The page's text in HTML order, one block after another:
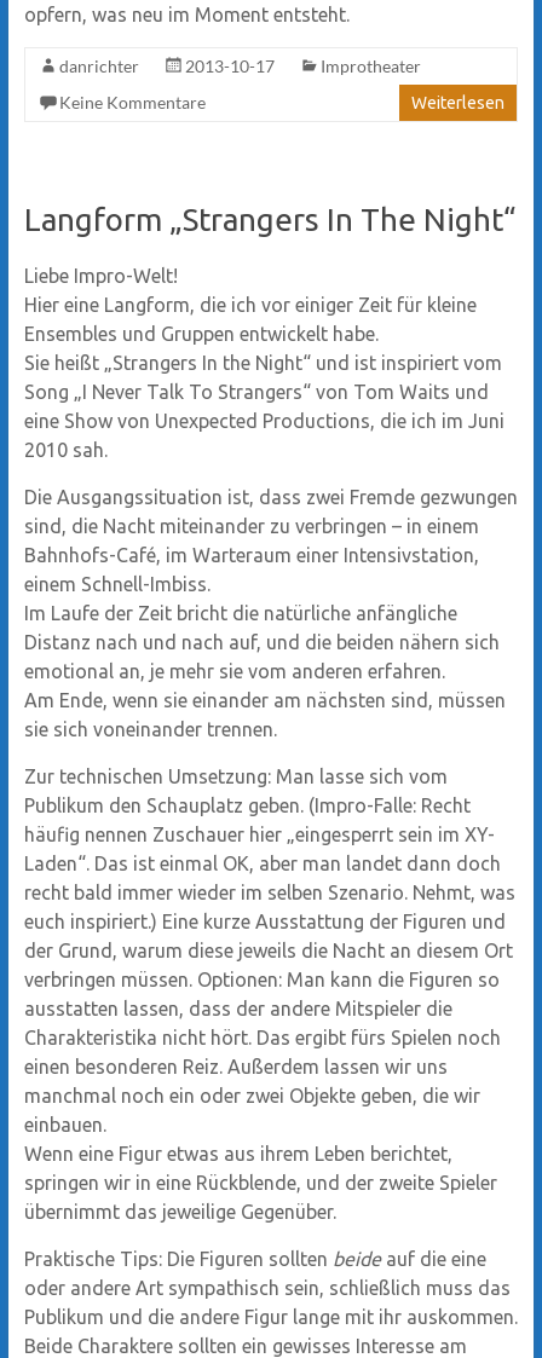
opfern, was neu im Moment entsteht.
danrichter 2013-10-17
Improtheater
Keine Kommentare
Weiterlesen
Langform „Strangers In The Night“
Liebe Impro-Welt!
Hier eine Langform, die ich vor einiger Zeit für kleine
Ensembles und Gruppen entwickelt habe.
Sie heißt „Strangers In the Night“ und ist inspiriert vom
Song „I Never Talk To Strangers“ von Tom Waits und
eine Show von Unexpected Productions, die ich im Juni
2010 sah.
Die Ausgangssituation ist, dass zwei Fremde gezwungen
sind, die Nacht miteinander zu verbringen – in einem
Bahnhofs-Café, im Warteraum einer Intensivstation,
einem Schnell-Imbiss.
Im Laufe der Zeit bricht die natürliche anfängliche
Distanz nach und nach auf, und die beiden nähern sich
emotional an, je mehr sie vom anderen erfahren.
Am Ende, wenn sie einander am nächsten sind, müssen
sie sich voneinander trennen.
Zur technischen Umsetzung: Man lasse sich vom
Publikum den Schauplatz geben. (Impro-Falle: Recht
häufig nennen Zuschauer hier „eingesperrt sein im XY-
Laden“. Das ist einmal OK, aber man landet dann doch
recht bald immer wieder im selben Szenario. Nehmt, was
euch inspiriert.) Eine kurze Ausstattung der Figuren und
der Grund, warum diese jeweils die Nacht an diesem Ort
verbringen müssen. Optionen: Man kann die Figuren so
ausstatten lassen, dass der andere Mitspieler die
Charakteristika nicht hört. Das ergibt fürs Spielen noch
einen besonderen Reiz. Außerdem lassen wir uns
manchmal noch ein oder zwei Objekte geben, die wir
einbauen.
Wenn eine Figur etwas aus ihrem Leben berichtet,
springen wir in eine Rückblende, und der zweite Spieler
übernimmt das jeweilige Gegenüber.
Praktische Tips: Die Figuren sollten beideauf die eine
oder andere Art sympathisch sein, schließlich muss das
Publikum und die andere Figur lange mit ihr auskommen.
Beide Charaktere sollten ein gewisses Interesse am